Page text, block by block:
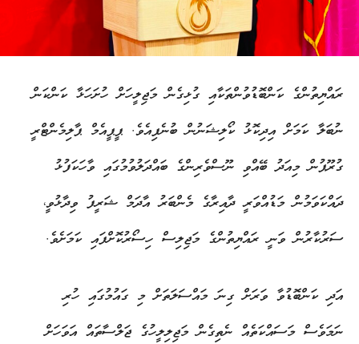
ރައްޔިތުންގެ ކަންބޮޑުވުންތަކާއި ގުޅިގެން މަޖިލީހަށް ހުށަހަޅާ ކަންކަން
ނުބަލާ ކަމަށް އިދިކޮޅު ކޯލިޝަނުން ބުނެފިއެވެ. ޕީޕީއެމް ޕާލިމެންޓްރީ
ގުރޫޕުން މިއަދު ބޭއްވި ނޫސްވެރިންގެ ބައްދަލުވުމުގައި ވާހަކަފުޅު
ދައްކަވަމުން މަޑުއްވަރީ ދާއިރާގެ މެންބަރު އާދަމް ޝަރީފު ވިދާޅުވީ،
ސަރުކާރުން ވަނީ ރައްޔިތުންގެ މަޖިލިސް ހިސޯރުކޮށްފައި ކަމަށެވެ.
އަދި ކަންބޮޑުވާ ވަރަށް ގިނަ މައްސަލަތަށް މި ގައުމުގައި ހުރި
ނަމަވެސް މަސައްކަތެއް ނެތިގެން މަޖިލިލީހުގެ ޖަލްސާތައް އަވަހަށް